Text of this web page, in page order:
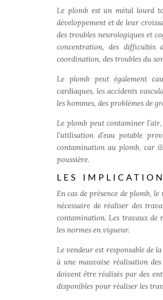
Le plomb est un métal lourd
développement et de leur
des troubles neurologiques et
concentration, des difficultés
coordination, des troubles du
Le plomb peut également
cardiaques, les accidents
les hommes, des problèmes de
Le plomb peut contaminer
l’utilisation d’eau potable
contamination au plomb, car
poussière.
LES
En cas de présence de plomb,
nécessaire de réaliser des
contamination. Les travaux de
les normes en vigueur.
Le vendeur est responsable de
à une mauvaise réalisation
doivent être réalisés par des
disponibles pour réaliser les